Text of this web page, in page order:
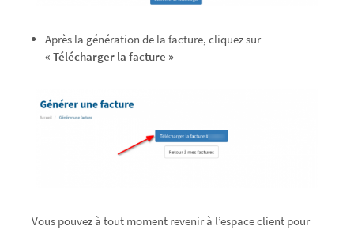
Après la génération de la facture, cliquez sur
« Télécharger la facture »
Vous pouvez à tout moment revenir à l’espace client pour